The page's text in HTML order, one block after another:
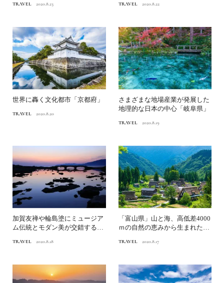
TRAVEL 2020.8.23 TRAVEL 2020.8.22
世界に轟く文化都市「京都府」
TRAVEL 2020.8.20
さまざまな地場産業が発展した
地理的な日本の中心「岐阜県」
TRAVEL 2020.8.19
加賀友禅や輪島塗にミュージア
ム伝統とモダン美が交錯する
TRAVEL 2020.8.18
「富山県」山と海、高低差4000
ｍの自然の恵みから生まれた水
TRAVEL 2020.8.17